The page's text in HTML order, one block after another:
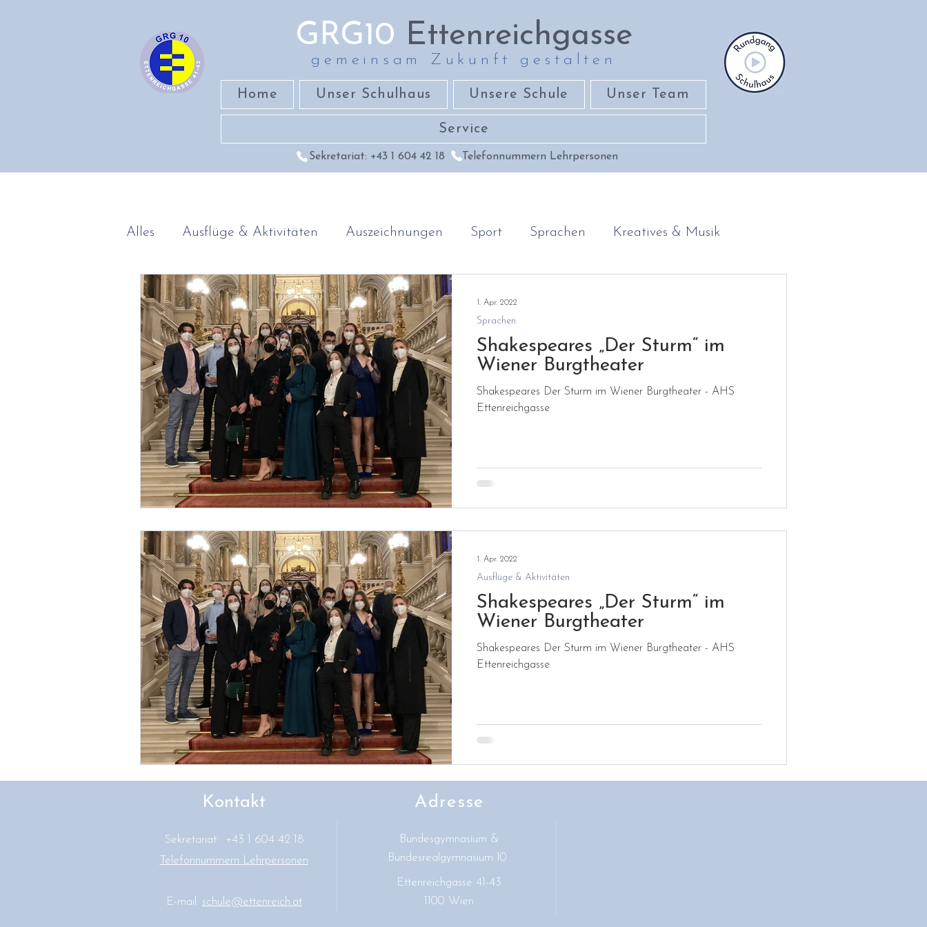
GRG10 Ettenreichgasse
gemeinsam Zukunft gestalten
Home Unser Schulhaus Unsere Schule Unser Team
Service
Sekretariat: +43 1 604 42 18 Telefonnummern Lehrpersonen
Alles Ausflüge & Aktivitäten Auszeichnungen Sport Sprachen Kreatives & Musik
Band MINT-Fächer Geschichte & Geographie
Reisen | Mehrtägige Veranstaltungen Hilfe für Schüler:innen Schulumbau
Allgemeines & Organisatorisches Tagesbetreuung Berufsorientierung Technik und Design
Schulfeiern
Shakespeares „Der Sturm“ im
Wiener Burgtheater
Shakespeares Der Sturm im Wiener Burgtheater - AHS
Ettenreichgasse
Sprachen
1. Apr. 2022
Shakespeares „Der Sturm“ im
Wiener Burgtheater
Shakespeares Der Sturm im Wiener Burgtheater - AHS
Ettenreichgasse
Ausflüge & Aktivitäten
1. Apr. 2022
Kontakt Adresse
Sekretariat: +43 1 604 42 18
Telefonnummern Lehrpersonen
E-mail: schule@ettenreich.at
Bundesgymnasium &
Bundesrealgymnasium 10
Ettenreichgasse 41-43
1100 Wien